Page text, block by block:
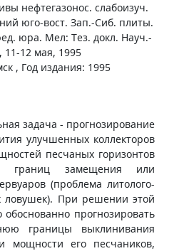
нефтегазонос. слабоизуч.
юго-вост. Зап.-Сиб. плиты.
юра. Мел: Тез. докл. Науч.-
11-12 мая, 1995
, Год издания: 1995
задача - прогнозирование
улучшенных коллекторов
песчаных горизонтов
границ замещения или
(проблема литолого-
ловушек). При решении этой
прогнозировать
границы выклинивания
мощности его песчаников,